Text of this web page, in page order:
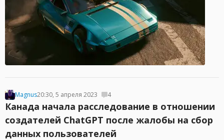
Magnus20:30, 5 апреля 2023 4
Канада начала расследование в отношении
создателей ChatGPT после жалобы на сбор
данных пользователей